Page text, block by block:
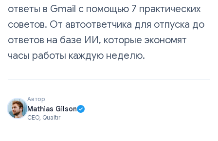
ответы в Gmail с помощью 7 практических
советов. От автоответчика для отпуска до
ответов на базе ИИ, которые экономят
часы работы каждую неделю.
Автор
Mathias Gilson
CEO, Qualtir